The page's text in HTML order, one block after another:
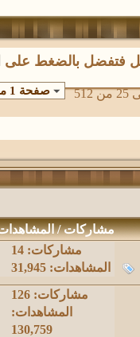
فتفضل بالضغط على
صفحة 1 من 21
مشاركات/
مشاركات: 14
المشاهدات: 31,945
مشاركات: 126
المشاهدات:
130,759